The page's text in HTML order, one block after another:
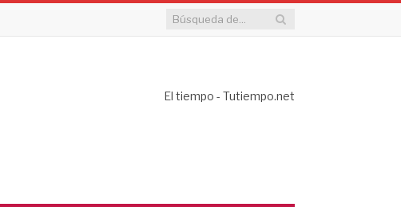
El tiempo - Tutiempo.net